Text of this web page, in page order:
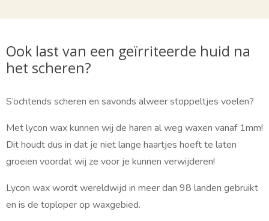
Ook last van een geïrriteerde huid na
het scheren?
S’ochtends scheren en savonds alweer stoppeltjes voelen?
Met lycon wax kunnen wij de haren al weg waxen vanaf 1mm!
Dit houdt dus in dat je niet lange haartjes hoeft te laten
groeien voordat wij ze voor je kunnen verwijderen!
Lycon wax wordt wereldwijd in meer dan 98 landen gebruikt
en is de toploper op waxgebied.